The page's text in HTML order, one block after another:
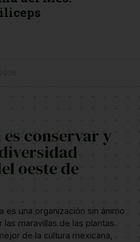
conservar y
oeste de
es una organización sin ánimo
maravillas de las plantas
de la cultura mexicana,